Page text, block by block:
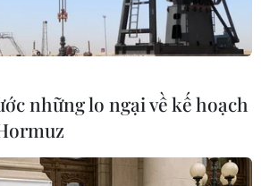
giới thiệu đáp án chi tiết
kèm sau đây./.
Xem
ĐÂY
(TTXVN/Vietnam+)
những lo ngại về kế hoạch